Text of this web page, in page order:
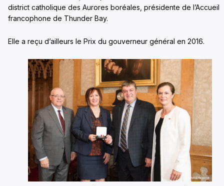
district catholique des Aurores boréales, présidente de l’Accueil
francophone de Thunder Bay.
Elle a reçu d’ailleurs le Prix du gouverneur général en 2016.